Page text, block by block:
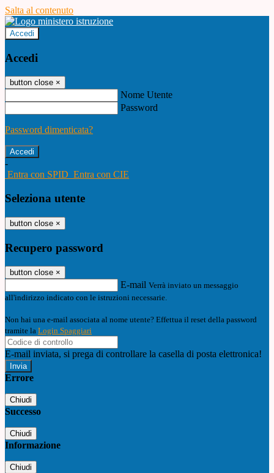
Salta al contenuto
Accedi
Accedi
button close ×
Nome Utente
Password
Password dimenticata?
-
Entra con SPID Entra con CIE
Seleziona utente
button close ×
Recupero password
button close ×
E-mail Verrà inviato un messaggio
all'indirizzo indicato con le istruzioni necessarie.
Non hai una e-mail associata al nome utente? Effettua il reset della password
tramite la Login Spaggiari
E-mail inviata, si prega di controllare la casella di posta elettronica!
Errore
Chiudi
Successo
Chiudi
Informazione
Chiudi